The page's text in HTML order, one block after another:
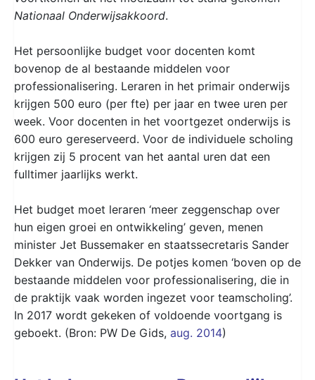
Nationaal Onderwijsakkoord.
Het persoonlijke budget voor docenten komt
bovenop de al bestaande middelen voor
professionalisering. Leraren in het primair onderwijs
krijgen 500 euro (per fte) per jaar en twee uren per
week. Voor docenten in het voortgezet onderwijs is
600 euro gereserveerd. Voor de individuele scholing
krijgen zij 5 procent van het aantal uren dat een
fulltimer jaarlijks werkt.
Het budget moet leraren ‘meer zeggenschap over
hun eigen groei en ontwikkeling’ geven, menen
minister Jet Bussemaker en staatssecretaris Sander
Dekker van Onderwijs. De potjes komen ‘boven op de
bestaande middelen voor professionalisering, die in
de praktijk vaak worden ingezet voor teamscholing’.
In 2017 wordt gekeken of voldoende voortgang is
geboekt. (Bron: PW De Gids, aug. 2014)